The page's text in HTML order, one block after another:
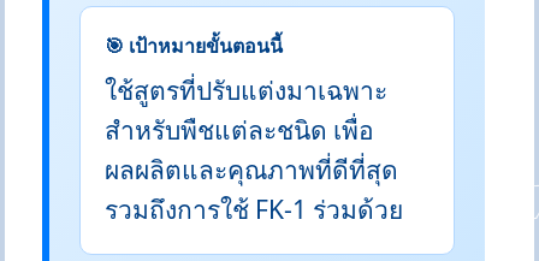
🎯 เป้าหมายขั้นตอนนี้
ใช้สูตรที่ปรับแต่งมาเฉพาะ
สำหรับพืชแต่ละชนิด เพื่อ
ผลผลิตและคุณภาพที่ดีที่สุด
รวมถึงการใช้ FK-1 ร่วมด้วย